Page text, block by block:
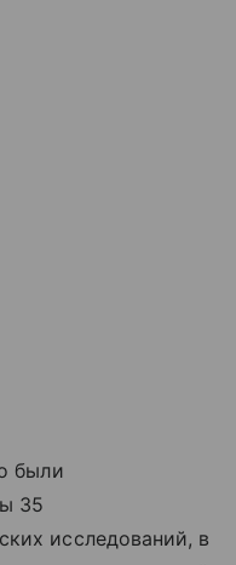
были
35
исследований, в